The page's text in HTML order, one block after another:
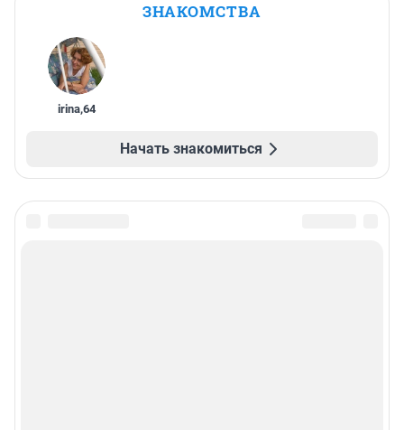
ЗНАКОМСТВА
irina,64
Начать знакомиться